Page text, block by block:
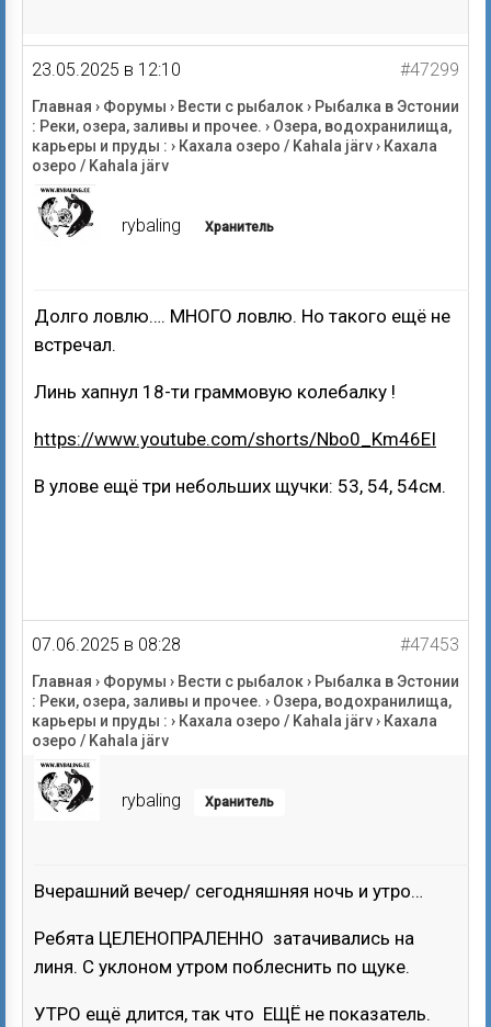
23.05.2025 в 12:10 #47299
Главная › Форумы › Вести с рыбалок› Рыбалка в Эстонии
: Реки, озера, заливы и прочее. › Озера, водохранилища,
карьеры и пруды : › Кахала озеро / Kahala järv› Кахала
озеро / Kahala järv
rybaling Хранитель
Долго ловлю…. МНОГО ловлю. Но такого ещё не
встречал.
Линь хапнул 18-ти граммовую колебалку !
https://www.youtube.com/shorts/Nbo0_Km46EI
В улове ещё три небольших щучки: 53, 54, 54см.
07.06.2025 в 08:28 #47453
Главная › Форумы › Вести с рыбалок› Рыбалка в Эстонии
: Реки, озера, заливы и прочее. › Озера, водохранилища,
карьеры и пруды : › Кахала озеро / Kahala järv› Кахала
озеро / Kahala järv
rybaling Хранитель
Вчерашний вечер/ сегодняшняя ночь и утро…
Ребята ЦЕЛЕНОПРАЛЕННО затачивались на
линя. С уклоном утром поблеснить по щуке.
УТРО ещё длится, так что ЕЩЁ не показатель.